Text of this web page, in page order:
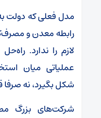
مدل فعلی که دولت
رابطه معدن و
لازم را ندارد.
عملیاتی میان
شکل بگیرد، نه صرفا
شرکت‌های بزرگ